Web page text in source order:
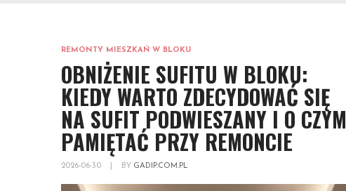
REMONTY MIESZKAŃ W BLOKU
OBNIŻENIE SUFITU W BLOKU:
KIEDY WARTO ZDECYDOWAĆ SIĘ
NA SUFIT PODWIESZANY I O CZYM
PAMIĘTAĆ PRZY REMONCIE
2026-06-30 BY GADIP.COM.PL